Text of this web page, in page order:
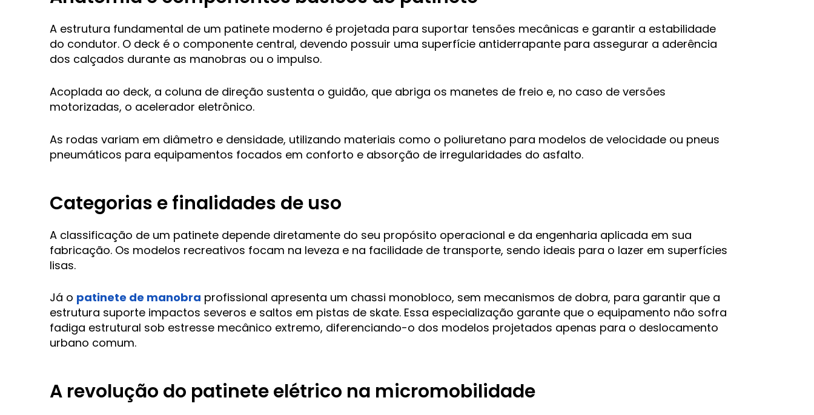
A estrutura fundamental de um patinete moderno é projetada para suportar tensões mecânicas e garantir a estabilidade
do condutor. O deck é o componente central, devendo possuir uma superfície antiderrapante para assegurar a aderência
dos calçados durante as manobras ou o impulso.
Acoplada ao deck, a coluna de direção sustenta o guidão, que abriga os manetes de freio e, no caso de versões
motorizadas, o acelerador eletrônico.
As rodas variam em diâmetro e densidade, utilizando materiais como o poliuretano para modelos de velocidade ou pneus
pneumáticos para equipamentos focados em conforto e absorção de irregularidades do asfalto.
Categorias e finalidades de uso
A classificação de um patinete depende diretamente do seu propósito operacional e da engenharia aplicada em sua
fabricação. Os modelos recreativos focam na leveza e na facilidade de transporte, sendo ideais para o lazer em superfícies
lisas.
Já o patinete de manobra profissional apresenta um chassi monobloco, sem mecanismos de dobra, para garantir que a
estrutura suporte impactos severos e saltos em pistas de skate. Essa especialização garante que o equipamento não sofra
fadiga estrutural sob estresse mecânico extremo, diferenciando-o dos modelos projetados apenas para o deslocamento
urbano comum.
A revolução do patinete elétrico na micromobilidade